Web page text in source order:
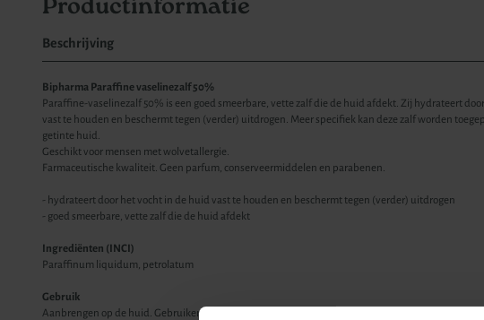
Productinformatie
Beschrijving
Bipharma Paraffine vaselinezalf 50%
Paraffine-vaselinezalf 50% is een goed smeerbare, vette zalf die de huid afdekt. Zij hydrateert
vast te houden en beschermt tegen (verder) uitdrogen. Meer specifiek kan deze zalf worden
getinte huid.
Geschikt voor mensen met wolvetallergie.
Farmaceutische kwaliteit. Geen parfum, conserveermiddelen en parabenen.
- hydrateert door het vocht in de huid vast te houden en beschermt tegen (verder) uitdrogen
- goed smeerbare, vette zalf die de huid afdekt
Ingrediënten (INCI)
Paraffinum liquidum, petrolatum
Gebruik
Aanbrengen op de huid. Gebruiken bij zeer droge huid